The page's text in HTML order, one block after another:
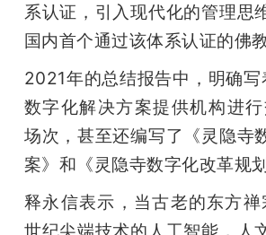
系认证，引入现代化的管理思
国内首个通过该体系认证的佛教
2021年的总结报告中，明确
数字化解决方案提供机构进
场次，甚至还编写了《灵隐寺
案》和《灵隐寺数字化改革规
释永信表示，当古老的东方